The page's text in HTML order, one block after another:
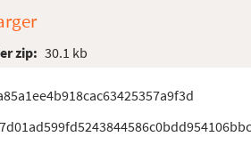
zip: 30.1 kb